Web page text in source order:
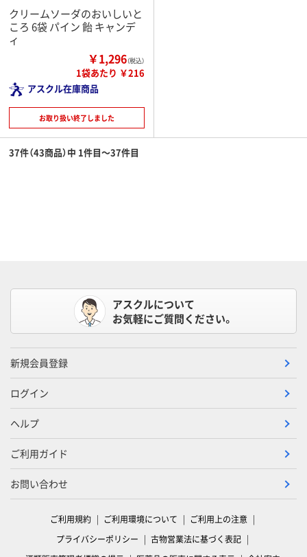
クリームソーダのおいしいと
ころ 6袋 パイン 飴 キャンデ
ィ
￥1,296（税込）
1袋あたり ￥216
アスクル在庫商品
お取り扱い終了しました
37件（43商品）中 1件目～37件目
アスクルについて
お気軽にご質問ください。
新規会員登録
ログイン
ヘルプ
ご利用ガイド
お問い合わせ
ご利用規約 ご利用環境について
ご利用上の注意
プライバシーポリシー
古物営業法に基づく表記